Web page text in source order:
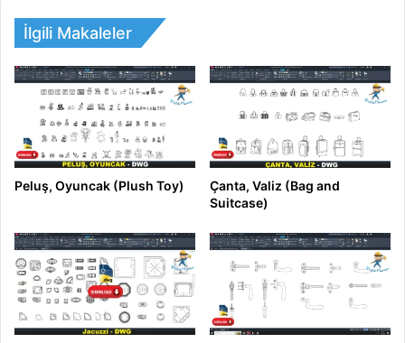
İlgili Makaleler
Peluş, Oyuncak (Plush Toy)
Çanta, Valiz (Bag and
Suitcase)